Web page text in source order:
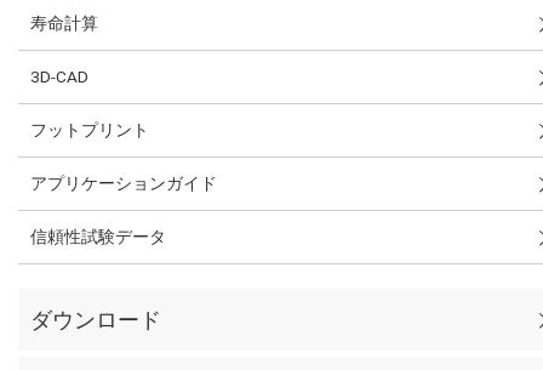
寿命計算
3D-CAD
フットプリント
アプリケーションガイド
信頼性試験データ
ダウンロード